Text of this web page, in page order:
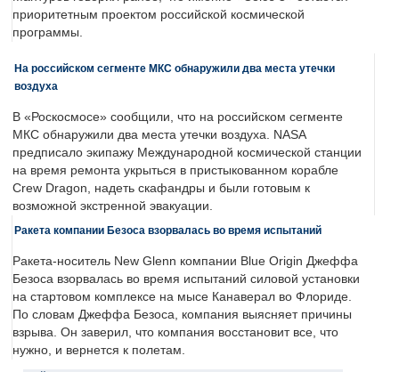
приоритетным проектом российской космической
программы.
На российском сегменте МКС обнаружили два места утечки
воздуха
В «Роскосмосе» сообщили, что на российском сегменте
МКС обнаружили два места утечки воздуха. NASA
предписало экипажу Международной космической станции
на время ремонта укрыться в пристыкованном корабле
Crew Dragon, надеть скафандры и были готовым к
возможной экстренной эвакуации.
Ракета компании Безоса взорвалась во время испытаний
Ракета-носитель New Glenn компании Blue Origin Джеффа
Безоса взорвалась во время испытаний силовой установки
на стартовом комплексе на мысе Канаверал во Флориде.
По словам Джеффа Безоса, компания выясняет причины
взрыва. Он заверил, что компания восстановит все, что
нужно, и вернется к полетам.